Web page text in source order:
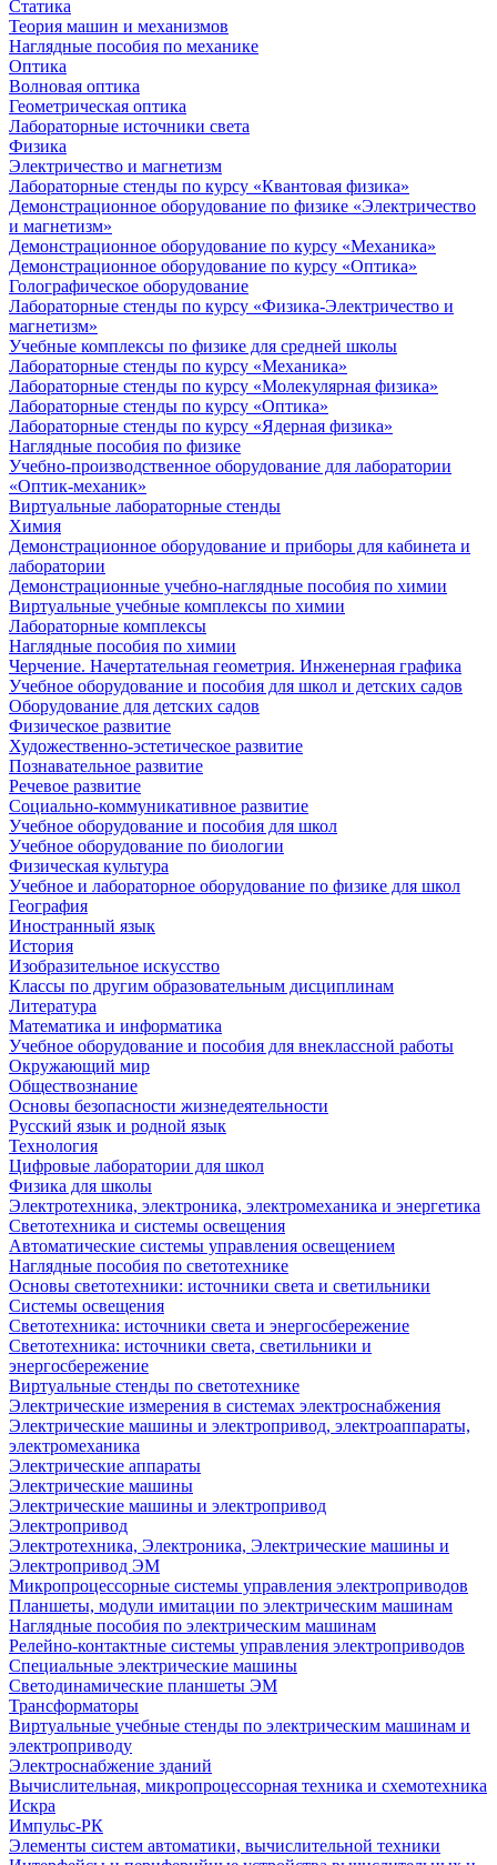
Статика
Теория машин и механизмов
Наглядные пособия по механике
Оптика
Волновая оптика
Геометрическая оптика
Лабораторные источники света
Физика
Электричество и магнетизм
Лабораторные стенды по курсу «Квантовая физика»
Демонстрационное оборудование по физике «Электричество
и магнетизм»
Демонстрационное оборудование по курсу «Механика»
Демонстрационное оборудование по курсу «Оптика»
Голографическое оборудование
Лабораторные стенды по курсу «Физика-Электричество и
магнетизм»
Учебные комплексы по физике для средней школы
Лабораторные стенды по курсу «Механика»
Лабораторные стенды по курсу «Молекулярная физика»
Лабораторные стенды по курсу «Оптика»
Лабораторные стенды по курсу «Ядерная физика»
Наглядные пособия по физике
Учебно-производственное оборудование для лаборатории
«Оптик-механик»
Виртуальные лабораторные стенды
Химия
Демонстрационное оборудование и приборы для кабинета и
лаборатории
Демонстрационные учебно-наглядные пособия по химии
Виртуальные учебные комплексы по химии
Лабораторные комплексы
Наглядные пособия по химии
Черчение. Начертательная геометрия. Инженерная графика
Учебное оборудование и пособия для школ и детских садов
Оборудование для детских садов
Физическое развитие
Художественно-эстетическое развитие
Познавательное развитие
Речевое развитие
Социально-коммуникативное развитие
Учебное оборудование и пособия для школ
Учебное оборудование по биологии
Физическая культура
Учебное и лабораторное оборудование по физике для школ
География
Иностранный язык
История
Изобразительное искусство
Классы по другим образовательным дисциплинам
Литература
Математика и информатика
Учебное оборудование и пособия для внеклассной работы
Окружающий мир
Обществознание
Основы безопасности жизнедеятельности
Русский язык и родной язык
Технология
Цифровые лаборатории для школ
Физика для школы
Электротехника, электроника, электромеханика и энергетика
Светотехника и системы освещения
Автоматические системы управления освещением
Наглядные пособия по светотехнике
Основы светотехники: источники света и светильники
Системы освещения
Светотехника: источники света и энергосбережение
Светотехника: источники света, светильники и
энергосбережение
Виртуальные стенды по светотехнике
Электрические измерения в системах электроснабжения
Электрические машины и электропривод, электроаппараты,
электромеханика
Электрические аппараты
Электрические машины
Электрические машины и электропривод
Электропривод
Электротехника, Электроника, Электрические машины и
Электропривод ЭМ
Микропроцессорные системы управления электроприводов
Планшеты, модули имитации по электрическим машинам
Наглядные пособия по электрическим машинам
Релейно-контактные системы управления электроприводов
Специальные электрические машины
Светодинамические планшеты ЭМ
Трансформаторы
Виртуальные учебные стенды по электрическим машинам и
электроприводу
Электроснабжение зданий
Вычислительная, микропроцессорная техника и схемотехника
Искра
Импульс-РК
Элементы систем автоматики, вычислительной техники